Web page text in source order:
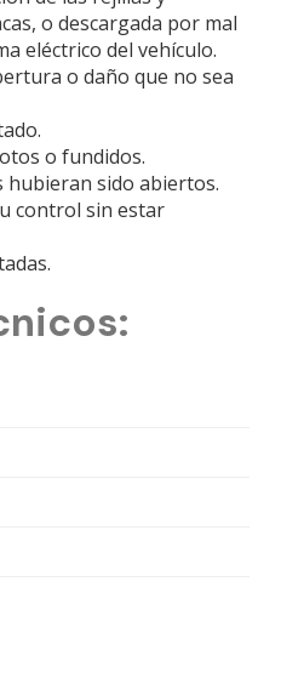
o descargada por mal
eléctrico del vehículo.
o daño que no sea
o fundidos.
hubieran sido abiertos.
control sin estar